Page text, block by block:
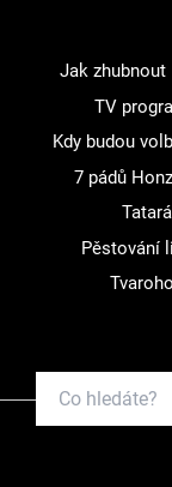
Jak zhubnout
TV
Kdy budou
7 pádů
Pěstování